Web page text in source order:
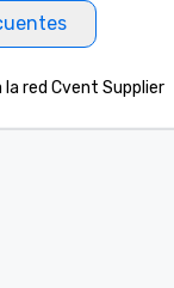
red Cvent Supplier